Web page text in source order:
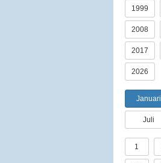
1999
2008
2017
2026
Januari
Juli
1